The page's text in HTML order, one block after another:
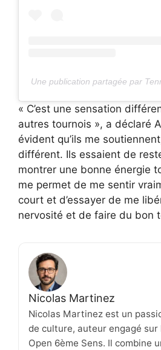
Une publication partagée par
« C’est une sensation
autres tournois », a déclaré
évident qu’ils me
différent. Ils essaient de
montrer une bonne énergie
me permet de me sentir
court et d’essayer de me
nervosité et de faire du bon
Nicolas Martinez
Nicolas Martinez est un
de culture, auteur engagé
Open 6ème Sens. Il combine